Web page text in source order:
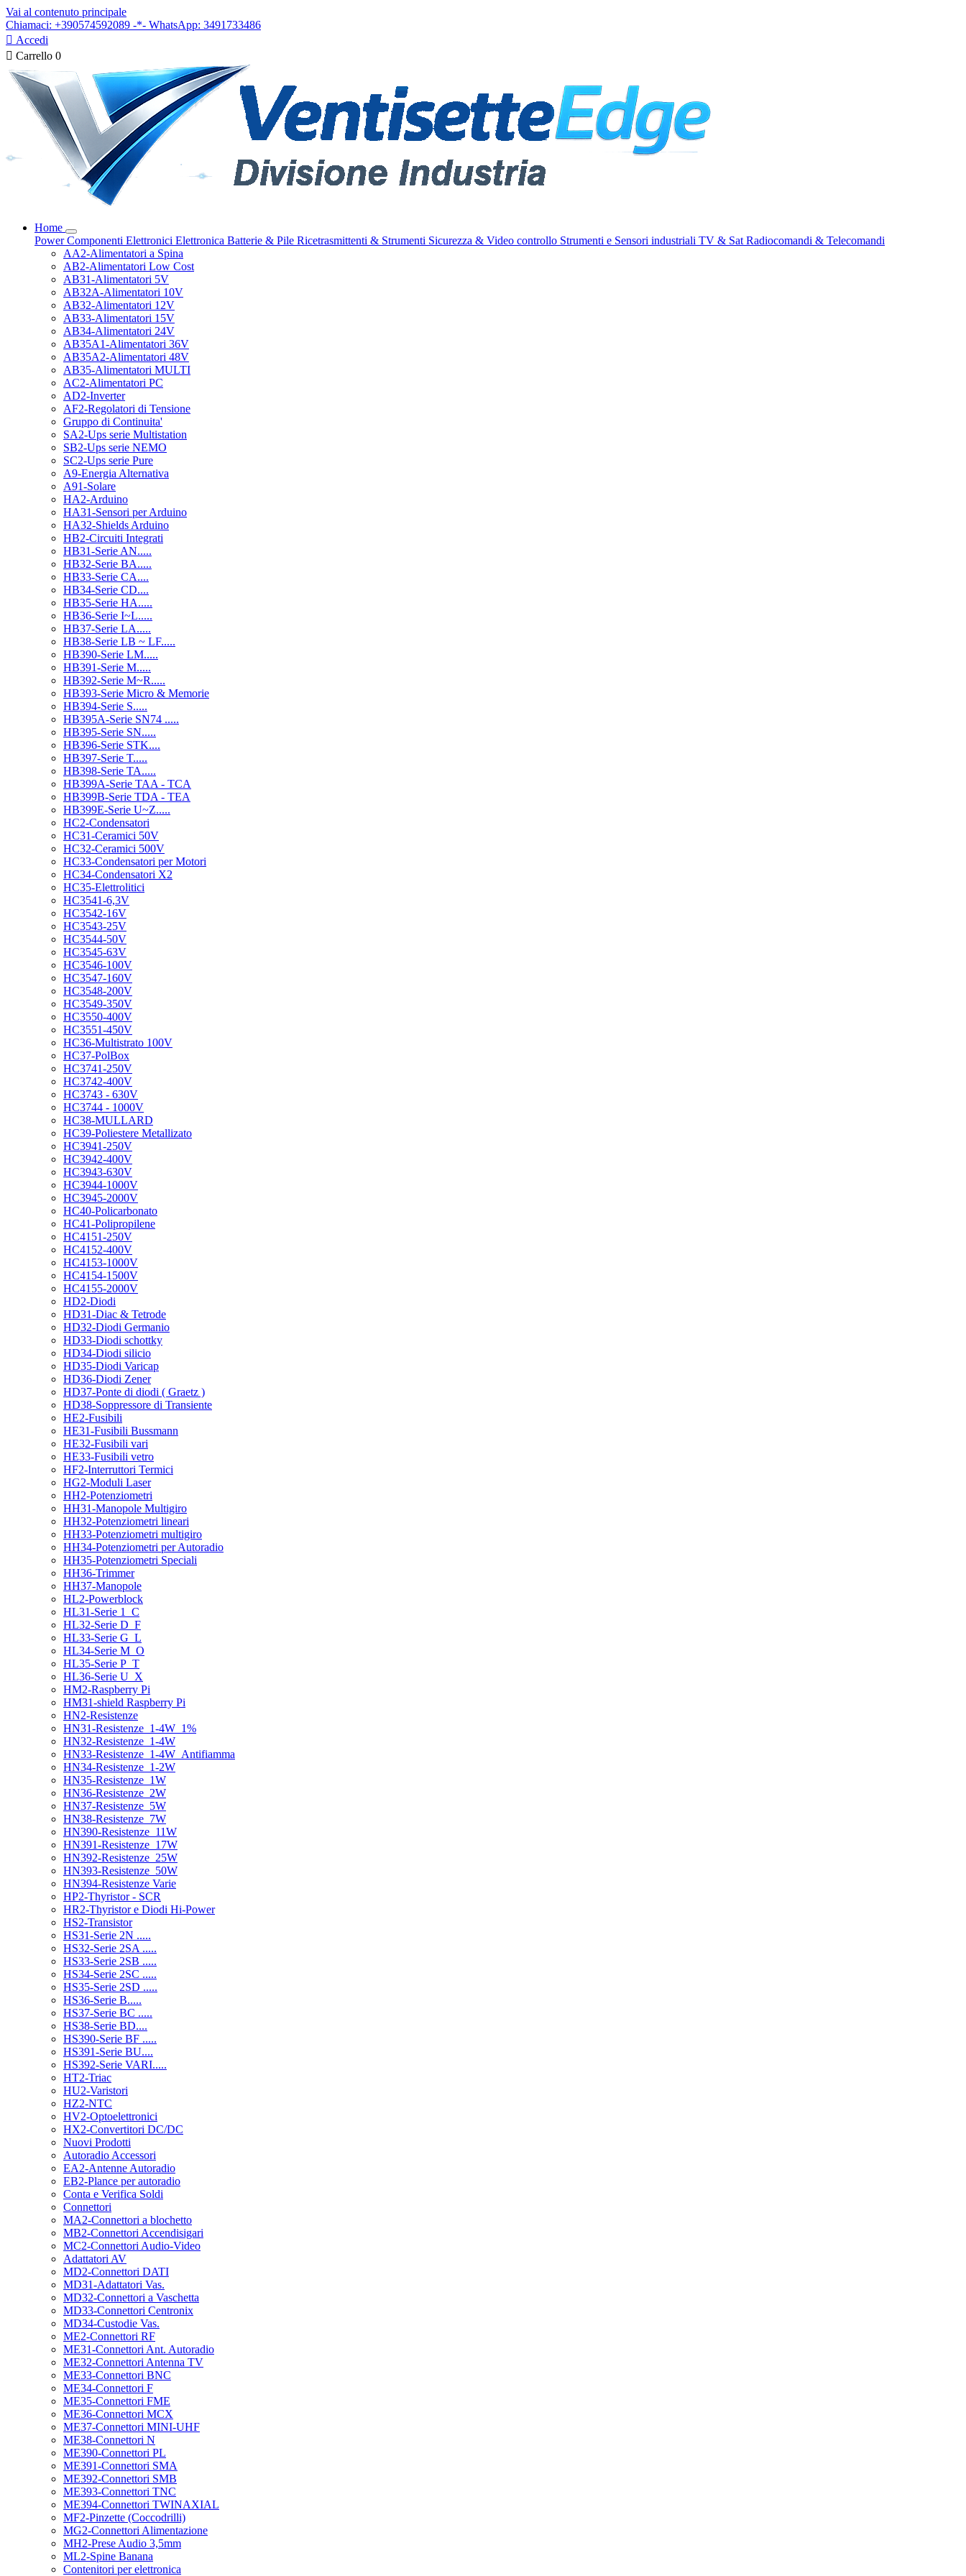
Vai al contenuto principale
Chiamaci: +390574592089 -*- WhatsApp: 3491733486
 Accedi
 Carrello 0
Home
PowerComponenti Elettronici Elettronica Batterie & Pile Ricetrasmittenti & Strumenti Sicurezza & Video controllo Strumenti e Sensori industriali TV & Sat Radiocomandi & Telecomandi
AA2-Alimentatori a Spina
AB2-Alimentatori Low Cost
AB31-Alimentatori 5V
AB32A-Alimentatori 10V
AB32-Alimentatori 12V
AB33-Alimentatori 15V
AB34-Alimentatori 24V
AB35A1-Alimentatori 36V
AB35A2-Alimentatori 48V
AB35-Alimentatori MULTI
AC2-Alimentatori PC
AD2-Inverter
AF2-Regolatori di Tensione
Gruppo di Continuita'
SA2-Ups serie Multistation
SB2-Ups serie NEMO
SC2-Ups serie Pure
A9-Energia Alternativa
A91-Solare
HA2-Arduino
HA31-Sensori per Arduino
HA32-Shields Arduino
HB2-Circuiti Integrati
HB31-Serie AN.....
HB32-Serie BA.....
HB33-Serie CA....
HB34-Serie CD....
HB35-Serie HA.....
HB36-Serie I~L.....
HB37-Serie LA.....
HB38-Serie LB ~ LF.....
HB390-Serie LM.....
HB391-Serie M.....
HB392-Serie M~R.....
HB393-Serie Micro & Memorie
HB394-Serie S.....
HB395A-Serie SN74 .....
HB395-Serie SN.....
HB396-Serie STK....
HB397-Serie T.....
HB398-Serie TA.....
HB399A-Serie TAA - TCA
HB399B-Serie TDA - TEA
HB399E-Serie U~Z.....
HC2-Condensatori
HC31-Ceramici 50V
HC32-Ceramici 500V
HC33-Condensatori per Motori
HC34-Condensatori X2
HC35-Elettrolitici
HC3541-6,3V
HC3542-16V
HC3543-25V
HC3544-50V
HC3545-63V
HC3546-100V
HC3547-160V
HC3548-200V
HC3549-350V
HC3550-400V
HC3551-450V
HC36-Multistrato 100V
HC37-PolBox
HC3741-250V
HC3742-400V
HC3743 - 630V
HC3744 - 1000V
HC38-MULLARD
HC39-Poliestere Metallizato
HC3941-250V
HC3942-400V
HC3943-630V
HC3944-1000V
HC3945-2000V
HC40-Policarbonato
HC41-Polipropilene
HC4151-250V
HC4152-400V
HC4153-1000V
HC4154-1500V
HC4155-2000V
HD2-Diodi
HD31-Diac & Tetrode
HD32-Diodi Germanio
HD33-Diodi schottky
HD34-Diodi silicio
HD35-Diodi Varicap
HD36-Diodi Zener
HD37-Ponte di diodi ( Graetz )
HD38-Soppressore di Transiente
HE2-Fusibili
HE31-Fusibili Bussmann
HE32-Fusibili vari
HE33-Fusibili vetro
HF2-Interruttori Termici
HG2-Moduli Laser
HH2-Potenziometri
HH31-Manopole Multigiro
HH32-Potenziometri lineari
HH33-Potenziometri multigiro
HH34-Potenziometri per Autoradio
HH35-Potenziometri Speciali
HH36-Trimmer
HH37-Manopole
HL2-Powerblock
HL31-Serie 1_C
HL32-Serie D_F
HL33-Serie G_L
HL34-Serie M_O
HL35-Serie P_T
HL36-Serie U_X
HM2-Raspberry Pi
HM31-shield Raspberry Pi
HN2-Resistenze
HN31-Resistenze_1-4W_1%
HN32-Resistenze_1-4W
HN33-Resistenze_1-4W_Antifiamma
HN34-Resistenze_1-2W
HN35-Resistenze_1W
HN36-Resistenze_2W
HN37-Resistenze_5W
HN38-Resistenze_7W
HN390-Resistenze_11W
HN391-Resistenze_17W
HN392-Resistenze_25W
HN393-Resistenze_50W
HN394-Resistenze Varie
HP2-Thyristor - SCR
HR2-Thyristor e Diodi Hi-Power
HS2-Transistor
HS31-Serie 2N .....
HS32-Serie 2SA .....
HS33-Serie 2SB .....
HS34-Serie 2SC .....
HS35-Serie 2SD .....
HS36-Serie B.....
HS37-Serie BC .....
HS38-Serie BD....
HS390-Serie BF .....
HS391-Serie BU....
HS392-Serie VARI.....
HT2-Triac
HU2-Varistori
HZ2-NTC
HV2-Optoelettronici
HX2-Convertitori DC/DC
Nuovi Prodotti
Autoradio Accessori
EA2-Antenne Autoradio
EB2-Plance per autoradio
Conta e Verifica Soldi
Connettori
MA2-Connettori a blochetto
MB2-Connettori Accendisigari
MC2-Connettori Audio-Video
Adattatori AV
MD2-Connettori DATI
MD31-Adattatori Vas.
MD32-Connettori a Vaschetta
MD33-Connettori Centronix
MD34-Custodie Vas.
ME2-Connettori RF
ME31-Connettori Ant. Autoradio
ME32-Connettori Antenna TV
ME33-Connettori BNC
ME34-Connettori F
ME35-Connettori FME
ME36-Connettori MCX
ME37-Connettori MINI-UHF
ME38-Connettori N
ME390-Connettori PL
ME391-Connettori SMA
ME392-Connettori SMB
ME393-Connettori TNC
ME394-Connettori TWINAXIAL
MF2-Pinzette (Coccodrilli)
MG2-Connettori Alimentazione
MH2-Prese Audio 3,5mm
ML2-Spine Banana
Contenitori per elettronica